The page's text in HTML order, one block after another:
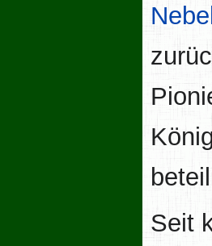
Seit